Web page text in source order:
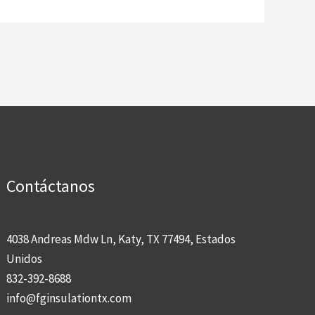
Contáctanos
4038 Andreas Mdw Ln, Katy, TX 77494, Estados
Unidos
832-392-8688
info@fginsulationtx.com